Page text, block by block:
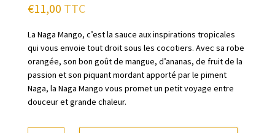
€11,00 TTC
La Naga Mango, c’est la sauce aux inspirations tropicales
qui vous envoie tout droit sous les cocotiers. Avec sa robe
orangée, son bon goût de mangue, d’ananas, de fruit de la
passion et son piquant mordant apporté par le piment
Naga, la Naga Mango vous promet un petit voyage entre
douceur et grande chaleur.